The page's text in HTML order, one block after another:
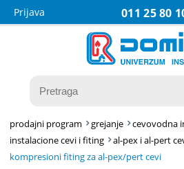
011 25 80
Prijava
prodajni program grejanje
cevovodna
instalacione cevi i fiting
al-pex i al-pert
kompresioni fiting za al-pex/pert cevi